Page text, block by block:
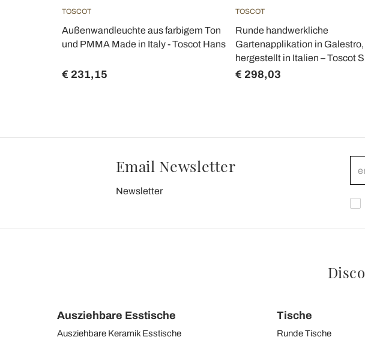
TOSCOT
Außenwandleuchte aus farbigem Ton
und PMMA Made in Italy - Toscot Hans
€ 231,15
TOSCOT
Runde handwerkliche
Gartenapplikation in Galestro,
hergestellt in Italien – Toscot
€ 298,03
Email Newsletter
Newsletter
Ausziehbare Esstische
Ausziehbare Keramik Esstische
Tische
Runde Tische